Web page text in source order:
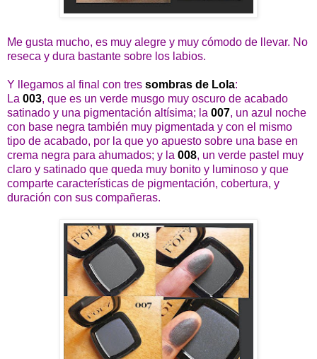
Me gusta mucho, es muy alegre y muy cómodo de llevar. No
reseca y dura bastante sobre los labios.
Y llegamos al final con tres sombras de Lola:
La 003, que es un verde musgo muy oscuro de acabado
satinado y una pigmentación altísima; la 007, un azul noche
con base negra también muy pigmentada y con el mismo
tipo de acabado, por la que yo apuesto sobre una base en
crema negra para ahumados; y la 008, un verde pastel muy
claro y satinado que queda muy bonito y luminoso y que
comparte características de pigmentación, cobertura, y
duración con sus compañeras.